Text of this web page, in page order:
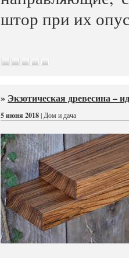
штор при их
» Экзотическая древесина –
5 июня 2018| Дом и дача